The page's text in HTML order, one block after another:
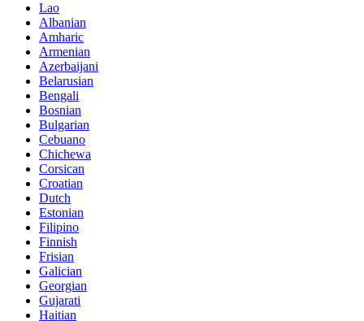
Lao
Albanian
Amharic
Armenian
Azerbaijani
Belarusian
Bengali
Bosnian
Bulgarian
Cebuano
Chichewa
Corsican
Croatian
Dutch
Estonian
Filipino
Finnish
Frisian
Galician
Georgian
Gujarati
Haitian